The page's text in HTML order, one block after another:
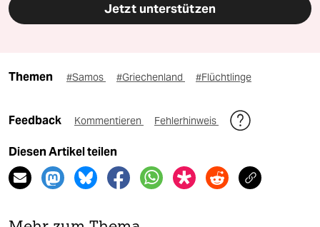
Jetzt unterstützen
Themen #Samos #Griechenland #Flüchtlinge
Feedback Kommentieren Fehlerhinweis
Diesen Artikel teilen